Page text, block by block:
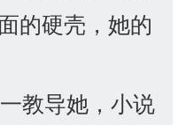
的硬壳，她的
教导她，小说